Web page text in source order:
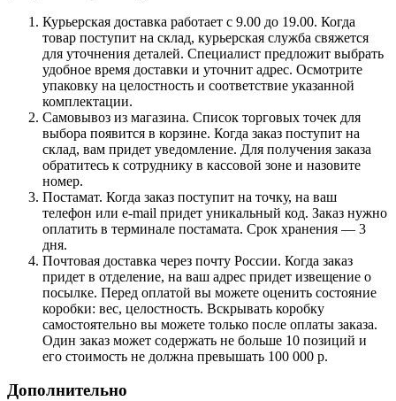
Курьерская доставка работает с 9.00 до 19.00. Когда
товар поступит на склад, курьерская служба свяжется
для уточнения деталей. Специалист предложит выбрать
удобное время доставки и уточнит адрес. Осмотрите
упаковку на целостность и соответствие указанной
комплектации.
Самовывоз из магазина. Список торговых точек для
выбора появится в корзине. Когда заказ поступит на
склад, вам придет уведомление. Для получения заказа
обратитесь к сотруднику в кассовой зоне и назовите
номер.
Постамат. Когда заказ поступит на точку, на ваш
телефон или e-mail придет уникальный код. Заказ нужно
оплатить в терминале постамата. Срок хранения — 3
дня.
Почтовая доставка через почту России. Когда заказ
придет в отделение, на ваш адрес придет извещение о
посылке. Перед оплатой вы можете оценить состояние
коробки: вес, целостность. Вскрывать коробку
самостоятельно вы можете только после оплаты заказа.
Один заказ может содержать не больше 10 позиций и
его стоимость не должна превышать 100 000 р.
Дополнительно